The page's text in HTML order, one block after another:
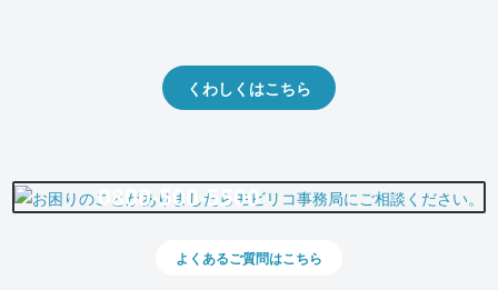
くわしくはこちら
0800-500-5500
よくあるご質問はこちら